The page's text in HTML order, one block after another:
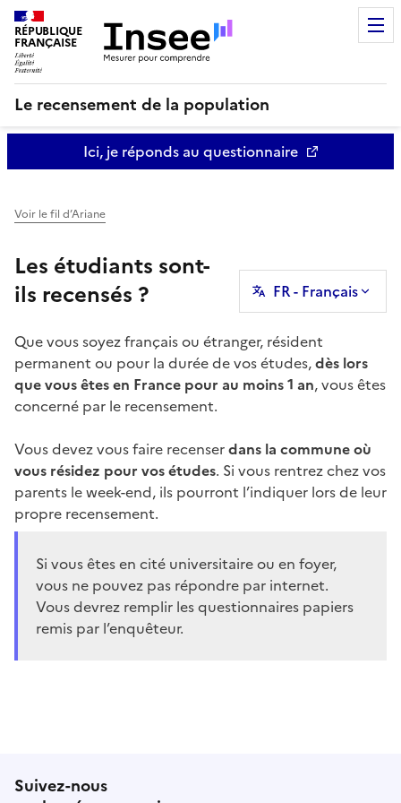
RÉPUBLIQUE
FRANÇAISE
Le recensement de la population
Ici, je réponds au questionnaire
Voir le fil d’Ariane
Les étudiants sont-
ils recensés ?
FR - Français
Que vous soyez français ou étranger, résident
permanent ou pour la durée de vos études,dès lors
que vous êtes en France pour au moins 1 an, vous êtes
concerné par le recensement.
Vous devez vous faire recenserdans la commune où
vous résidez pour vos études. Si vous rentrez chez vos
parents le week-end, ils pourront l’indiquer lors de leur
propre recensement.
Si vous êtes en cité universitaire ou en foyer,
vous ne pouvez pas répondre par internet.
Vous devrez remplir les questionnaires papiers
remis par l’enquêteur.
Suivez-nous